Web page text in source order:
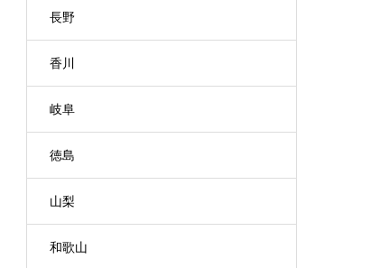
長野
香川
岐阜
徳島
山梨
和歌山